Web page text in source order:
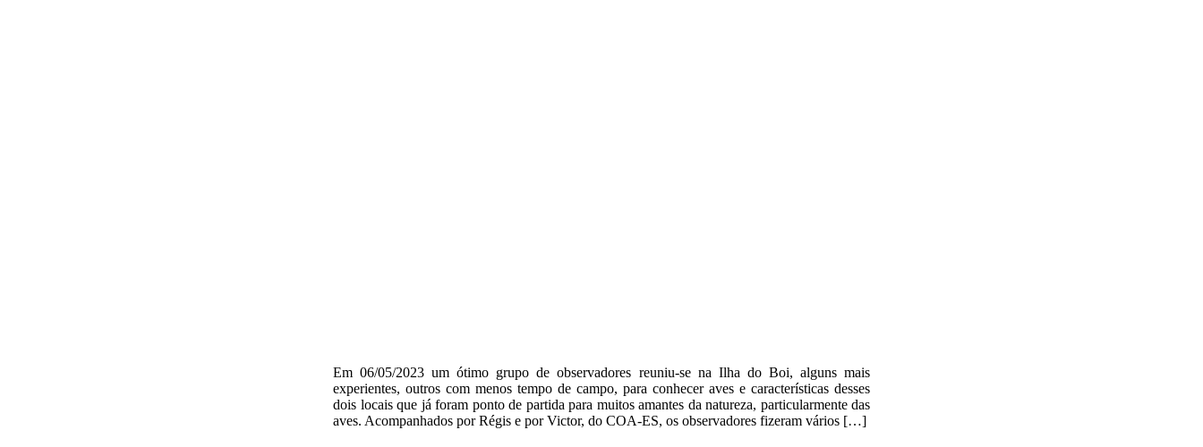
Em 06/05/2023 um ótimo grupo de observadores reuniu-se na Ilha do Boi, alguns mais
experientes, outros com menos tempo de campo, para conhecer aves e características desses
dois locais que já foram ponto de partida para muitos amantes da natureza, particularmente das
aves. Acompanhados por Régis e por Victor, do COA-ES, os observadores fizeram vários […]